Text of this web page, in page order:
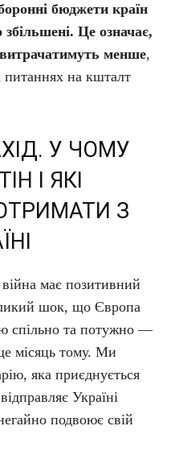
бюджети країн
збільшені. Це означає,
менше,
на кшталт
У ЧОМУ
І ЯКІ
З
має позитивний
шок, що Європа
спільно та потужно —
місяць тому. Ми
яка приєднується
Україні
подвоює свій